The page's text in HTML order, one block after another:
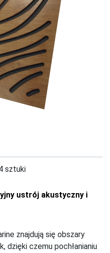
sztuki
ustrój akustyczny i
znajdują się obszary
dzięki czemu pochłanianiu